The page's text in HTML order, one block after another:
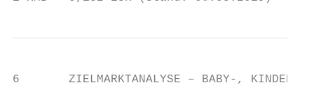
6       ZIELMARKTANALYSE – BABY-,